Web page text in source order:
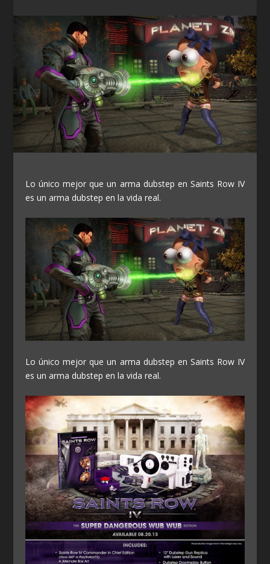
Lo único mejor que un arma dubstep en Saints Row IV
es un arma dubstep en la vida real.
Lo único mejor que un arma dubstep en Saints Row IV
es un arma dubstep en la vida real.